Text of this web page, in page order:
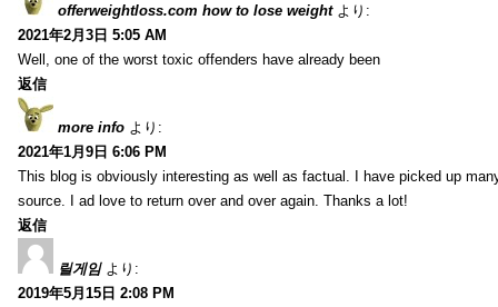
offerweightloss.com how to lose weight より:
2021年2月3日 5:05 AM
Well, one of the worst toxic offenders have already been
返信
more info より:
2021年1月9日 6:06 PM
This blog is obviously interesting as well as factual. I have picked up
source. I ad love to return over and over again. Thanks a lot!
返信
릴게임 より:
2019年5月15日 2:08 PM